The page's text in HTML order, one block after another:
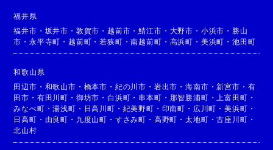
福井県
福井市 ・ 坂井市 ・ 敦賀市 ・ 越前市 ・鯖江市 ・ 大野市 ・ 小浜市 ・ 勝山
市 ・永平寺町 ・ 越前町 ・若狭町 ・南越前町 ・ 高浜町 ・ 美浜町 ・ 池田町
和歌山県
田辺市 ・ 和歌山市 ・ 橋本市 ・ 紀の川市 ・ 岩出市 ・海南市 ・新宮市 ・ 有
田市 ・ 有田川町 ・ 御坊市 ・ 白浜町 ・ 串本町 ・ 那智勝浦町 ・ 上富田町 ・
みなべ町 ・湯浅町 ・ 日高川町 ・ 紀美野町 ・ 印南町 ・ 広川町 ・美浜町 ・
日高町 ・ 由良町 ・ 九度山町 ・ すさみ町 ・ 高野町 ・太地町 ・古座川町 ・
北山村